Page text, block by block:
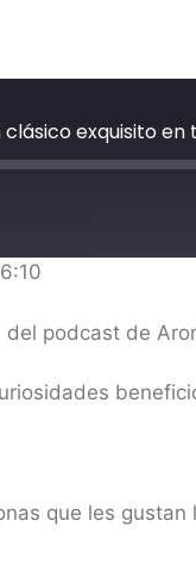
exquisito en
podcast de
que les